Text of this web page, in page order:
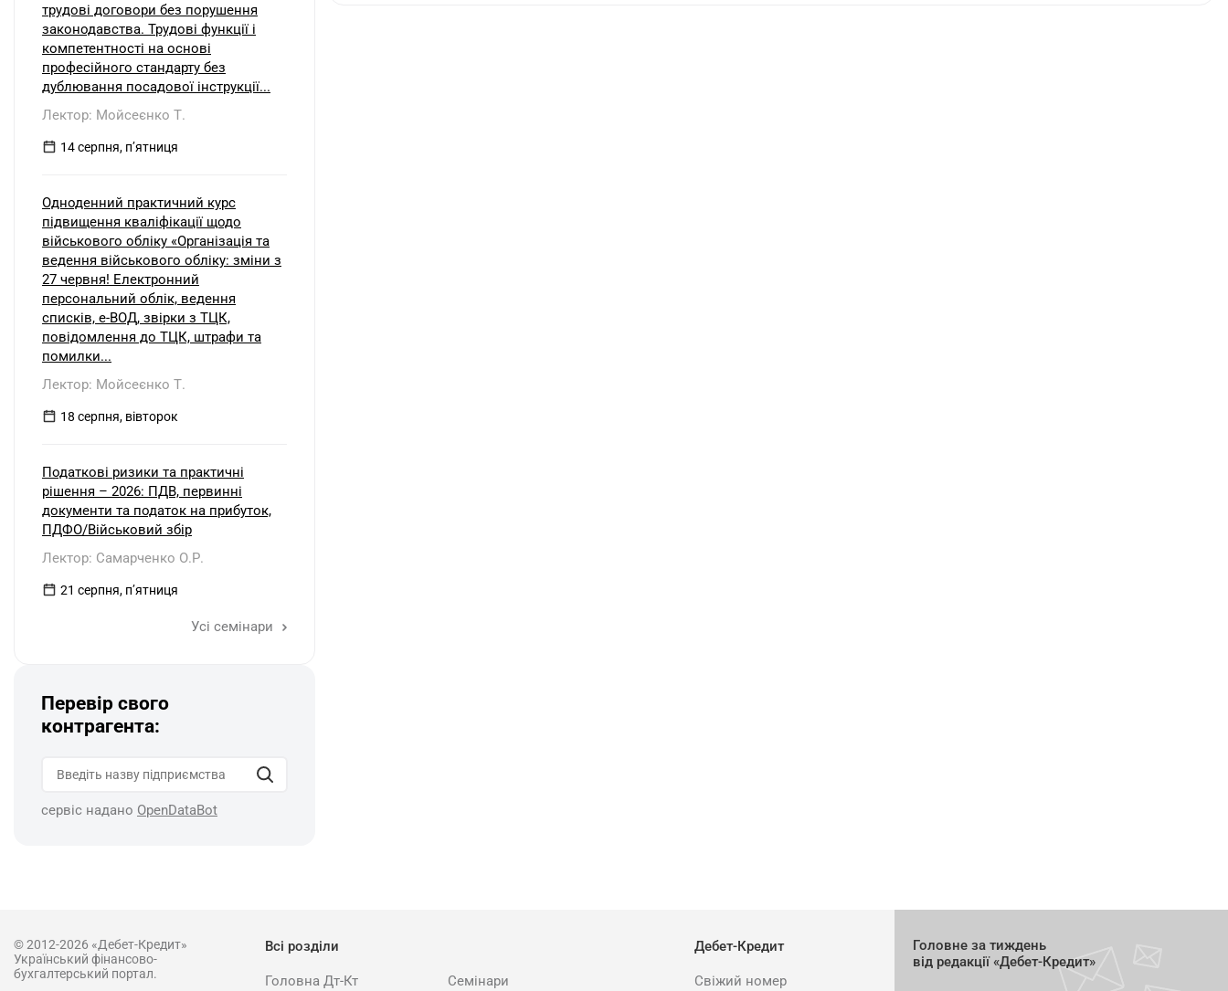
трудові договори без порушення
законодавства. Трудові функції і
компетентності на основі
професійного стандарту без
дублювання посадової інструкції...
Лектор: Мойсеєнко Т.
14 серпня, пʼятниця
Одноденний практичний курс
підвищення кваліфікації щодо
військового обліку «Організація та
ведення військового обліку: зміни з
27 червня! Електронний
персональний облік, ведення
списків, е-ВОД, звірки з ТЦК,
повідомлення до ТЦК, штрафи та
помилки...
Лектор: Мойсеєнко Т.
18 серпня, вівторок
Податкові ризики та практичні
рішення – 2026: ПДВ, первинні
документи та податок на прибуток,
ПДФО/Військовий збір
Лектор: Самарченко О.Р.
21 серпня, пʼятниця
Усі семінари
Перевір свого
контрагента:
сервіс надано OpenDataBot
© 2012-2026 «Дебет-Кредит»
Український фінансово-
бухгалтерський портал.
Всі розділи
Головна Дт-Кт Семінари
Дебет-Кредит
Свіжий номер
Головне за тиждень
від редакції «Дебет-Кредит»